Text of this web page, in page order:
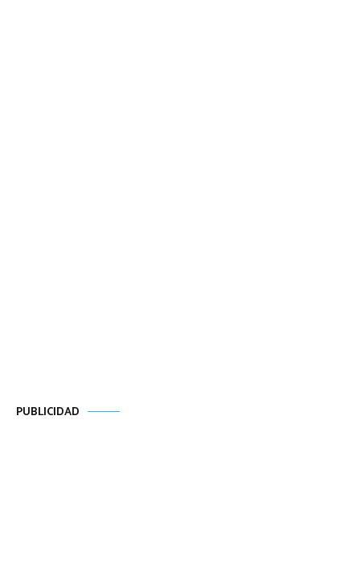
PUBLICIDAD